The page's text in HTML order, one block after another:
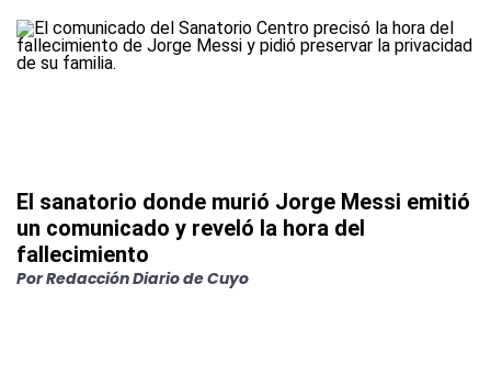
El sanatorio donde murió Jorge Messi emitió
un comunicado y reveló la hora del
fallecimiento
PorRedacción Diario de Cuyo